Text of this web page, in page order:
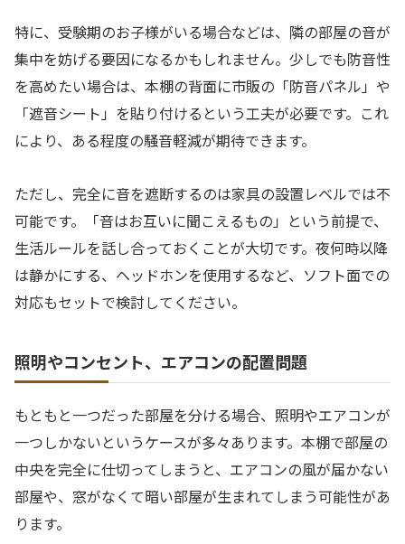
特に、受験期のお子様がいる場合などは、隣の部屋の音が
集中を妨げる要因になるかもしれません。少しでも防音性
を高めたい場合は、本棚の背面に市販の「防音パネル」や
「遮音シート」を貼り付けるという工夫が必要です。これ
により、ある程度の騒音軽減が期待できます。
ただし、完全に音を遮断するのは家具の設置レベルでは不
可能です。「音はお互いに聞こえるもの」という前提で、
生活ルールを話し合っておくことが大切です。夜何時以降
は静かにする、ヘッドホンを使用するなど、ソフト面での
対応もセットで検討してください。
照明やコンセント、エアコンの配置問題
もともと一つだった部屋を分ける場合、照明やエアコンが
一つしかないというケースが多々あります。本棚で部屋の
中央を完全に仕切ってしまうと、エアコンの風が届かない
部屋や、窓がなくて暗い部屋が生まれてしまう可能性があ
ります。